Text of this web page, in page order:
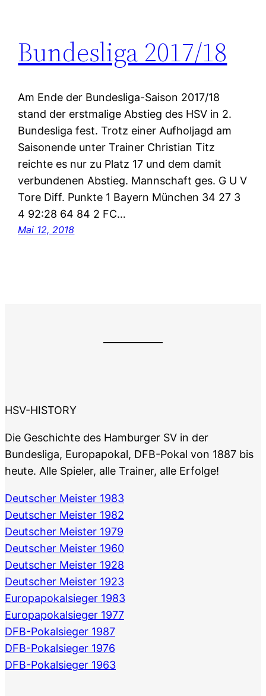
Bundesliga 2017/18
Am Ende der Bundesliga-Saison 2017/18
stand der erstmalige Abstieg des HSV in 2.
Bundesliga fest. Trotz einer Aufholjagd am
Saisonende unter Trainer Christian Titz
reichte es nur zu Platz 17 und dem damit
verbundenen Abstieg. Mannschaft ges. G U V
Tore Diff. Punkte 1 Bayern München 34 27 3
4 92:28 64 84 2 FC…
Mai 12, 2018
HSV-HISTORY
Die Geschichte des Hamburger SV in der
Bundesliga, Europapokal, DFB-Pokal von 1887 bis
heute. Alle Spieler, alle Trainer, alle Erfolge!
Deutscher Meister 1983
Deutscher Meister 1982
Deutscher Meister 1979
Deutscher Meister 1960
Deutscher Meister 1928
Deutscher Meister 1923
Europapokalsieger 1983
Europapokalsieger 1977
DFB-Pokalsieger 1987
DFB-Pokalsieger 1976
DFB-Pokalsieger 1963